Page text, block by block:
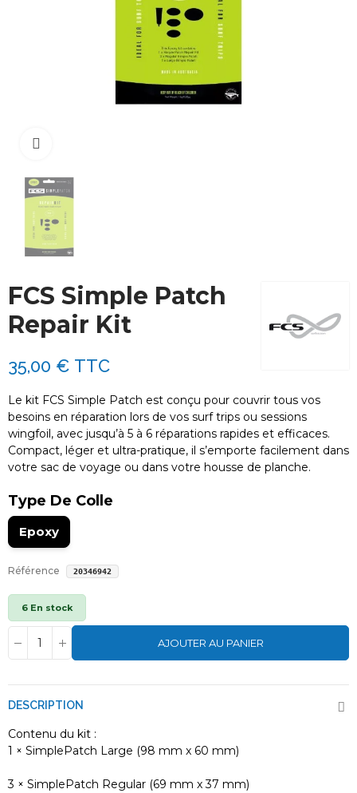
FCS Simple Patch
Repair Kit
35,00 € TTC
Le kit FCS Simple Patch est conçu pour couvrir tous vos
besoins en réparation lors de vos surf trips ou sessions
wingfoil, avec jusqu’à 5 à 6 réparations rapides et efficaces.
Compact, léger et ultra-pratique, il s’emporte facilement dans
votre sac de voyage ou dans votre housse de planche.
Type De Colle
Epoxy
Référence 20346942
6 En stock
AJOUTER AU PANIER
DESCRIPTION
Contenu du kit :
1 × SimplePatch Large (98 mm x 60 mm)
3 × SimplePatch Regular (69 mm x 37 mm)